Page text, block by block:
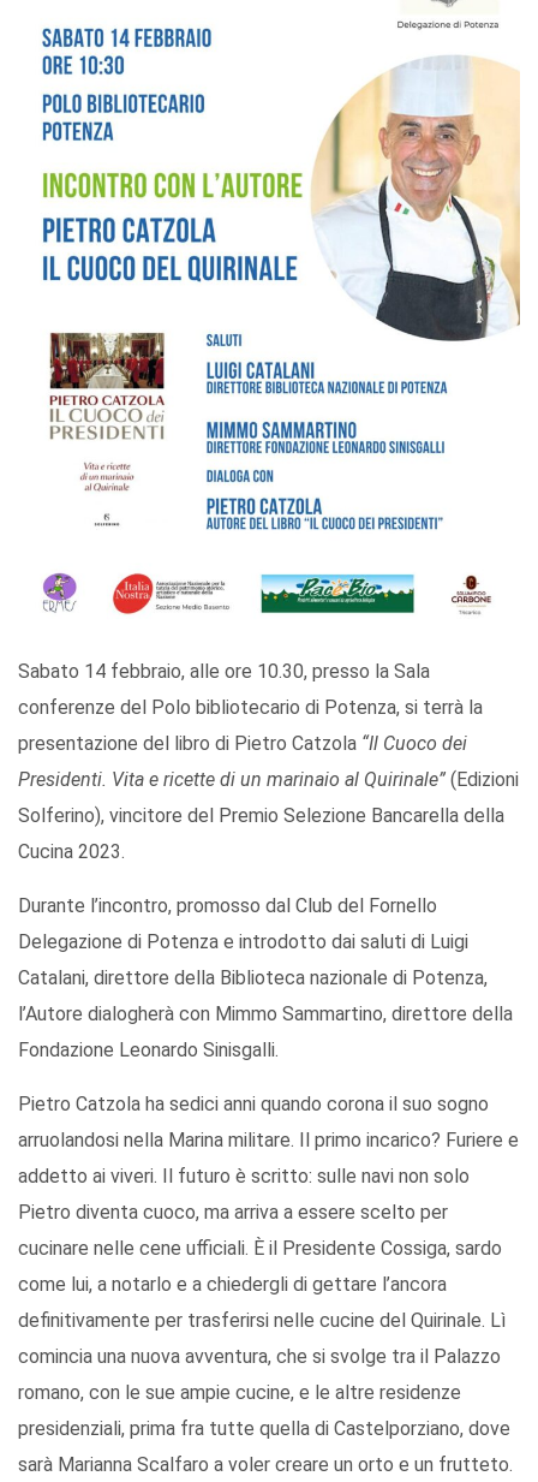
Sabato 14 febbraio, alle ore 10.30, presso la Sala
conferenze del Polo bibliotecario di Potenza, si terrà la
presentazione del libro di Pietro Catzola “Il Cuoco dei
Presidenti. Vita e ricette di un marinaio al Quirinale” (Edizioni
Solferino), vincitore del Premio Selezione Bancarella della
Cucina 2023.
Durante l’incontro, promosso dal Club del Fornello
Delegazione di Potenza e introdotto dai saluti di Luigi
Catalani, direttore della Biblioteca nazionale di Potenza,
l’Autore dialogherà con Mimmo Sammartino, direttore della
Fondazione Leonardo Sinisgalli.
Pietro Catzola ha sedici anni quando corona il suo sogno
arruolandosi nella Marina militare. Il primo incarico? Furiere e
addetto ai viveri. Il futuro è scritto: sulle navi non solo
Pietro diventa cuoco, ma arriva a essere scelto per
cucinare nelle cene ufficiali. È il Presidente Cossiga, sardo
come lui, a notarlo e a chiedergli di gettare l’ancora
definitivamente per trasferirsi nelle cucine del Quirinale. Lì
comincia una nuova avventura, che si svolge tra il Palazzo
romano, con le sue ampie cucine, e le altre residenze
presidenziali, prima fra tutte quella di Castelporziano, dove
sarà Marianna Scalfaro a voler creare un orto e un frutteto.